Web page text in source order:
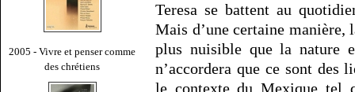
2005 - Vivre et penser comme
des chrétiens
Teresa se battent au
Mais d’une certaine manière,
plus nuisible que la nature
n’accordera que ce sont des
le contexte du Mexique tel